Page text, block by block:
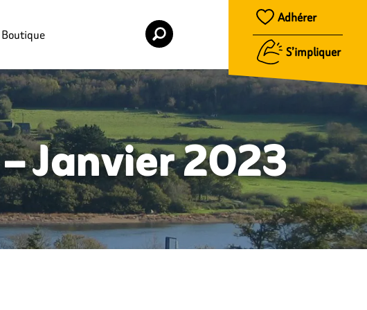
Boutique
Adhérer
S’impliquer
Janvier 2023